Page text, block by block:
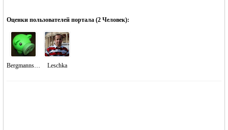
Оценки пользователей портала (2 Человек):
Bergmannsfeld Leschka